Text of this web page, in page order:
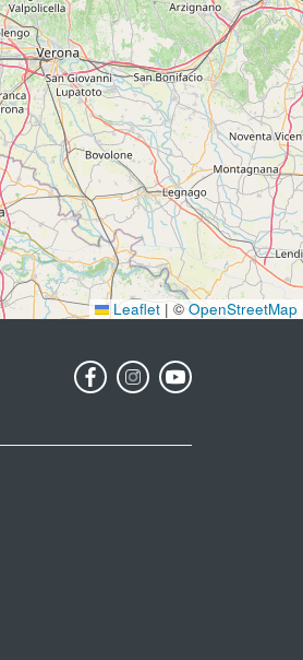
Leaflet | © OpenStreetMap